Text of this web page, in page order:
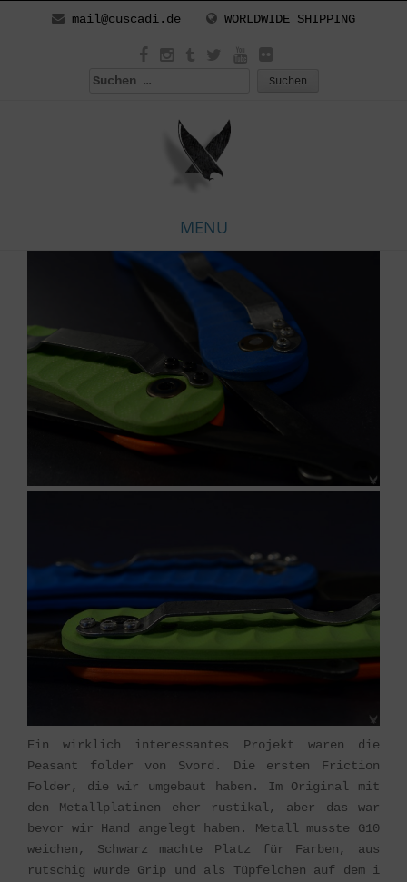
mail@cuscadi.de WORLDWIDE SHIPPING
Suchen
MENU
content
Ein wirklich interessantes Projekt waren die
Peasant folder von Svord. Die ersten Friction
Folder, die wir umgebaut haben. Im Original mit
den Metallplatinen eher rustikal, aber das war
bevor wir Hand angelegt haben. Metall musste G10
weichen, Schwarz machte Platz für Farben, aus
rutschig wurde Grip und als Tüpfelchen auf dem i